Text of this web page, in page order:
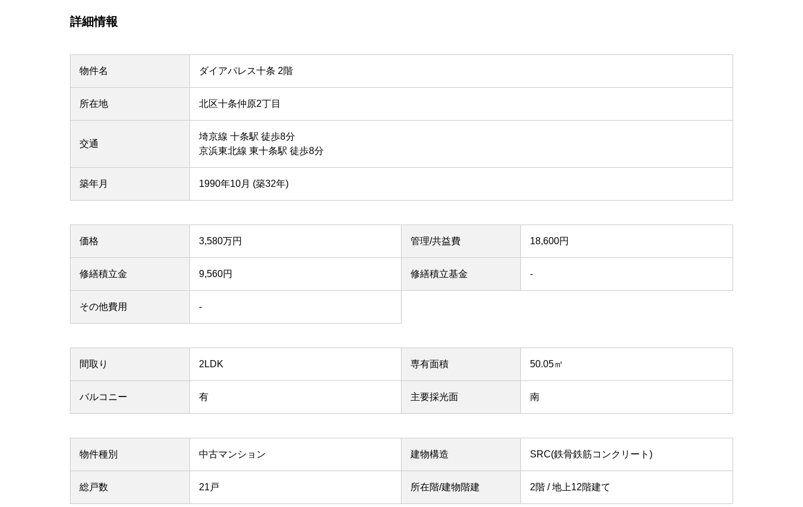
詳細情報
物件名 ダイアパレス十条 2階
所在地 北区十条仲原2丁目
交通
埼京線 十条駅 徒歩8分
京浜東北線 東十条駅 徒歩8分
築年月 1990年10月 (築32年)
価格 3,580万円 管理/共益費 18,600円
修繕積立金 9,560円 修繕積立基金 -
その他費用 -
間取り 2LDK 専有面積 50.05㎡
バルコニー 有 主要採光面 南
物件種別 中古マンション 建物構造 SRC(鉄骨鉄筋コンクリート)
総戸数 21戸 所在階/建物階建 2階 / 地上12階建て